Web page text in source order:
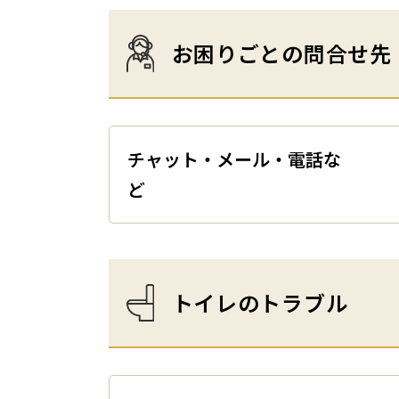
お困りごとの問合せ先
チャット・メール・電話な
トイレのトラブル